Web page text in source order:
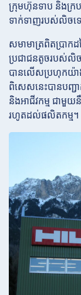
ក្រុមហ៊ុនទាប និងក្រ
ទាក់ទាញរបស់លិចទេ
សមាមាត្រពិតប្រាក
ប្រជាជនតូចរបស់លិ
បានលើសប្រហុកយ៉ាង
ពិសេសនេះបានបញ្ជា
និងអាជីវកម្ម ជាមួយ
រហូតដល់ផលិតកម្ម។